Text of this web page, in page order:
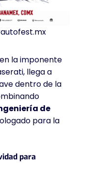
la imponente
llega a
dentro de la
de
para la
para